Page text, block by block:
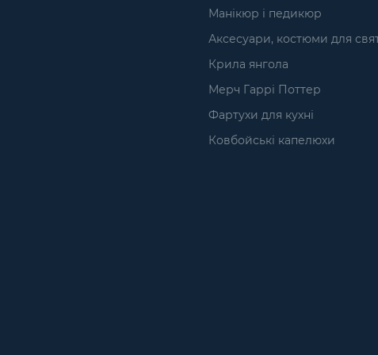
Манікюр і педикюр
Аксесуари, костюми для
Крила янгола
Мерч Гаррі Поттер
Фартухи для кухні
Ковбойські капелюхи